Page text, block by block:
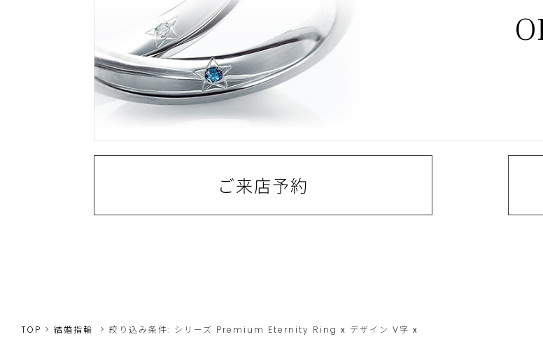
ご来店予約
TOP 結婚指輪 絞り込み条件: シリーズ Premium Eternity Ring x デザイン V字 x